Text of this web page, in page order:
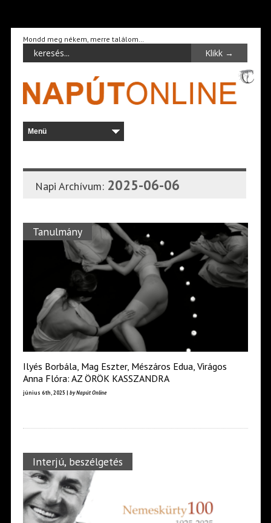
Mondd meg nékem, merre találom…
Napi Archívum: 2025-06-06
Tanulmány
Ilyés Borbála, Mag Eszter, Mészáros Edua, Virágos
Anna Flóra: AZ ÖRÖK KASSZANDRA
június 6th, 2025 | by Napút Online
Interjú, beszélgetés